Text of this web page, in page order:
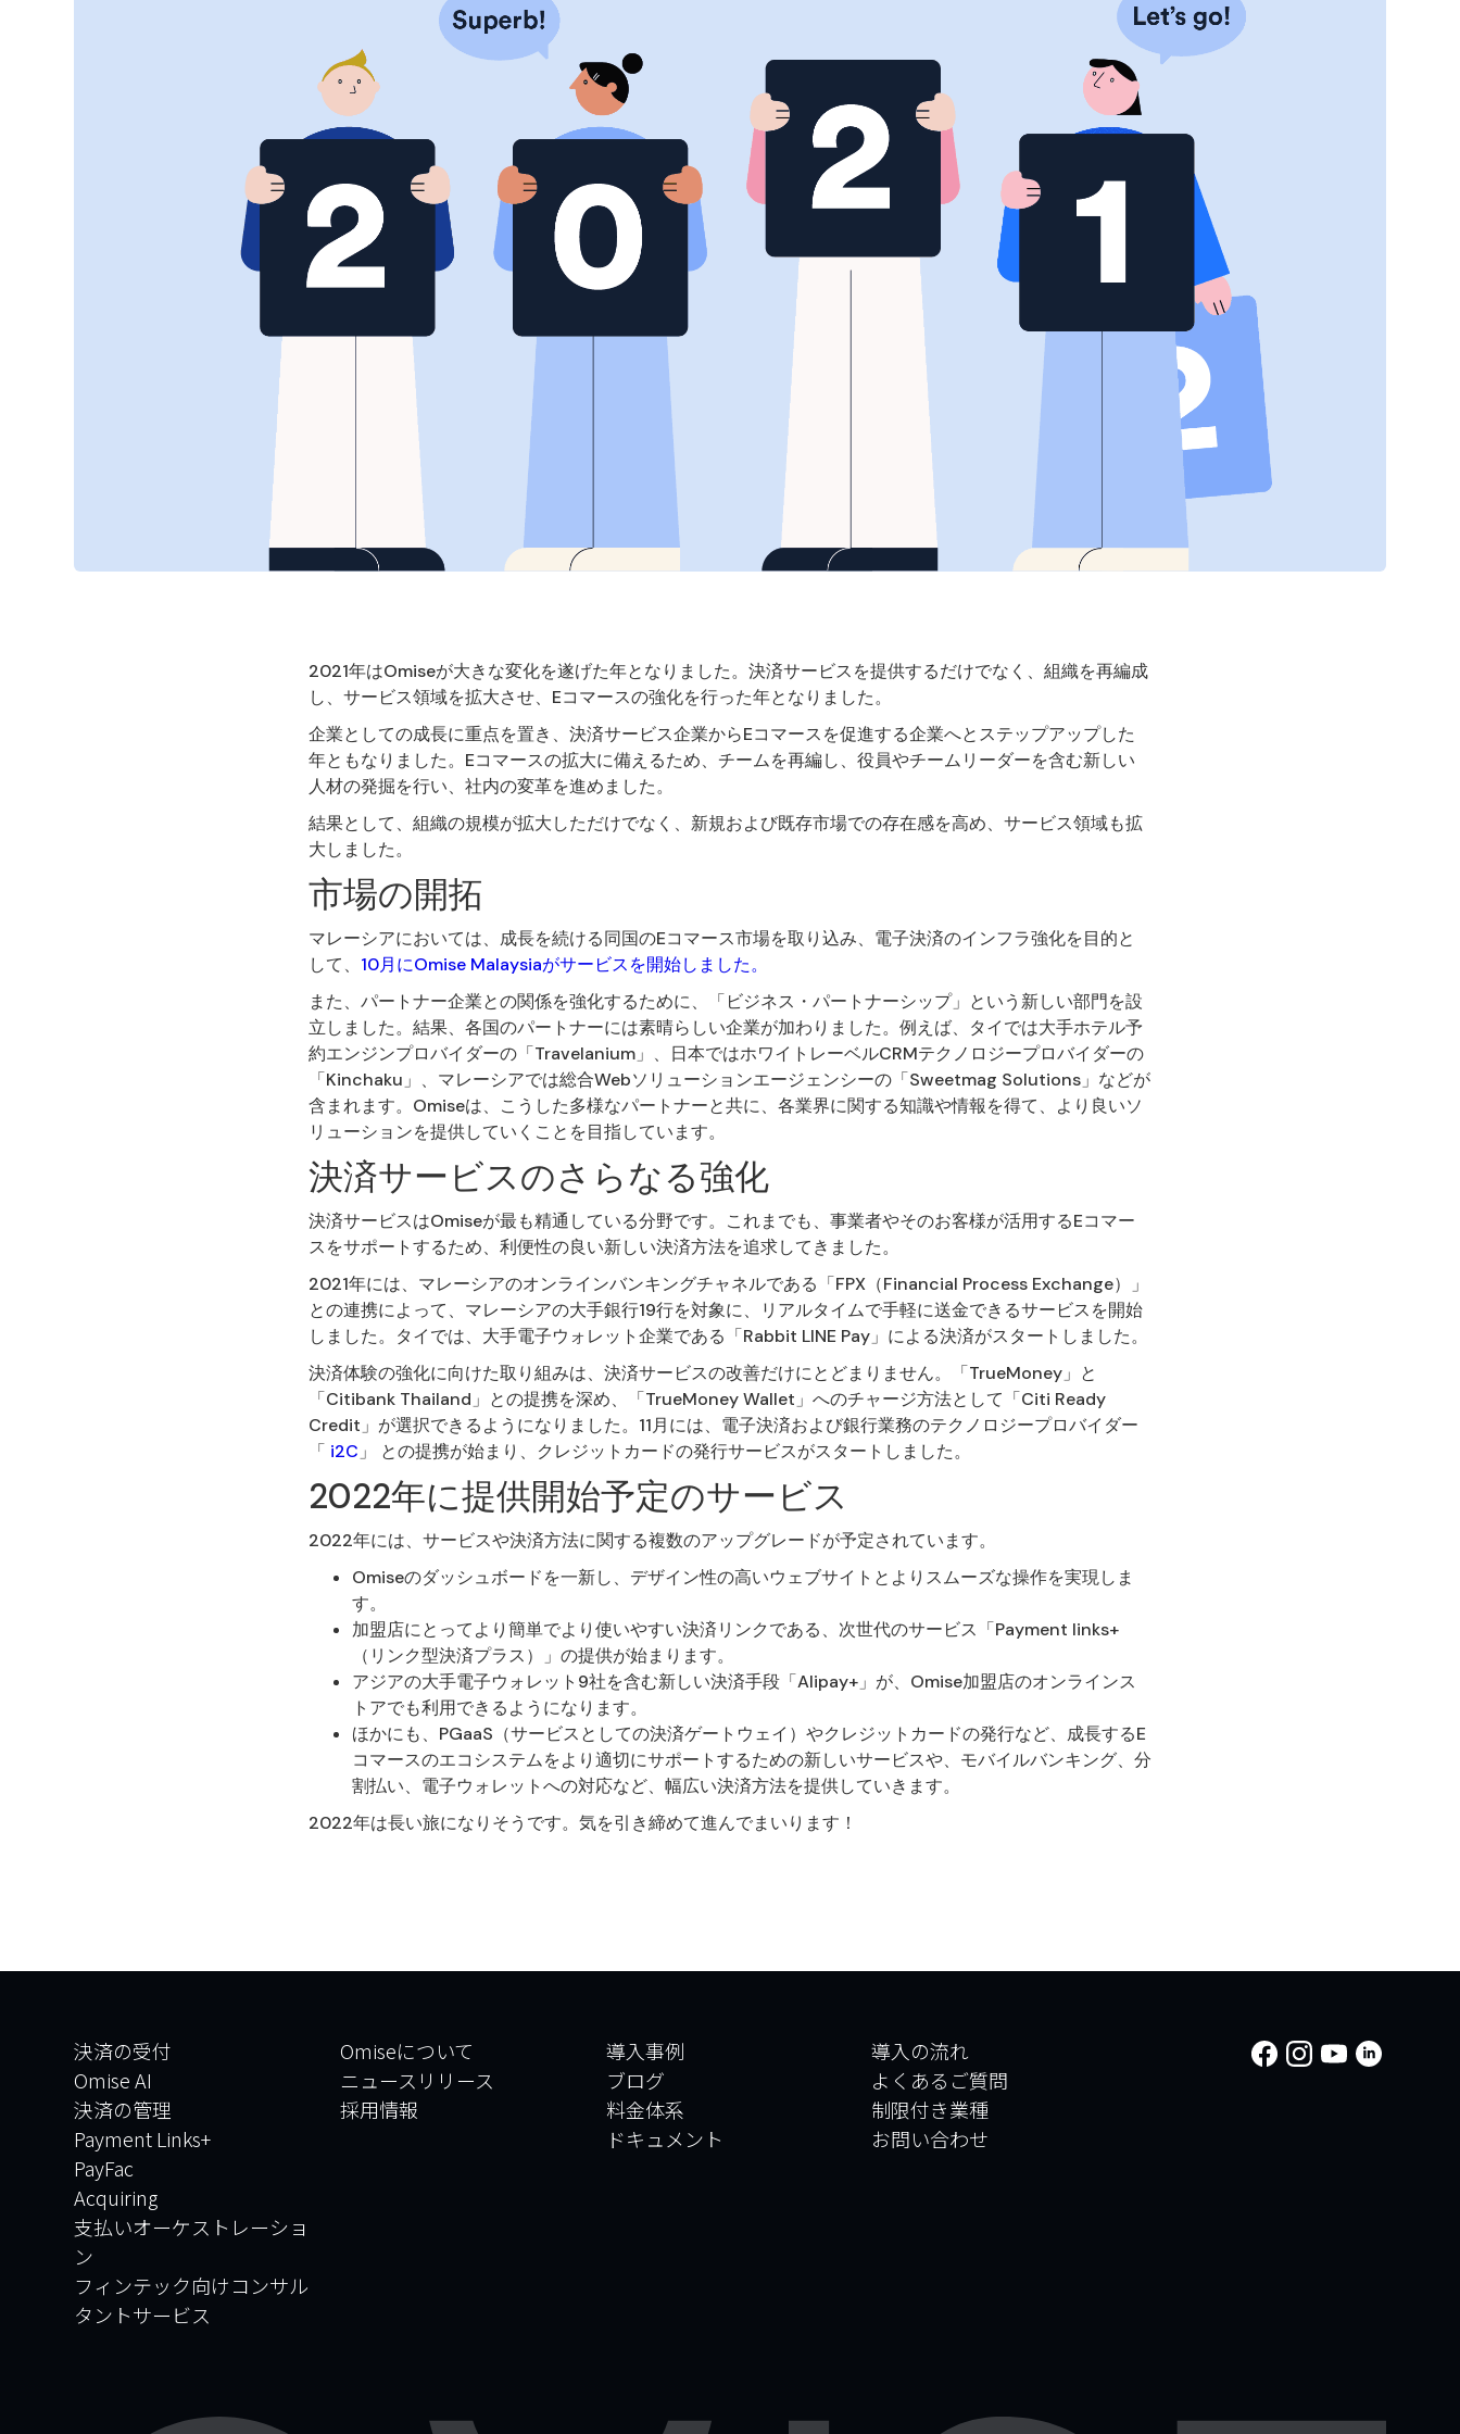
2021年はOmiseが大きな変化を遂げた年となりました。決済サービスを提供するだけでなく、組織を再編成
し、サービス領域を拡大させ、Eコマースの強化を行った年となりました。
企業としての成長に重点を置き、決済サービス企業からEコマースを促進する企業へとステップアップした
年ともなりました。Eコマースの拡大に備えるため、チームを再編し、役員やチームリーダーを含む新しい
人材の発掘を行い、社内の変革を進めました。
結果として、組織の規模が拡大しただけでなく、新規および既存市場での存在感を高め、サービス領域も拡
大しました。
市場の開拓
マレーシアにおいては、成長を続ける同国のEコマース市場を取り込み、電子決済のインフラ強化を目的と
して、 10月にOmise Malaysiaがサービスを開始しました。
また、パートナー企業との関係を強化するために、「ビジネス・パートナーシップ」という新しい部門を設
立しました。結果、各国のパートナーには素晴らしい企業が加わりました。例えば、タイでは大手ホテル予
約エンジンプロバイダーの「Travelanium」、日本ではホワイトレーベルCRMテクノロジープロバイダーの
「Kinchaku」、マレーシアでは総合Webソリューションエージェンシーの「Sweetmag Solutions」などが
含まれます。Omiseは、こうした多様なパートナーと共に、各業界に関する知識や情報を得て、より良いソ
リューションを提供していくことを目指しています。
決済サービスのさらなる強化
決済サービスはOmiseが最も精通している分野です。これまでも、事業者やそのお客様が活用するEコマー
スをサポートするため、利便性の良い新しい決済方法を追求してきました。
2021年には、マレーシアのオンラインバンキングチャネルである「FPX（Financial Process Exchange）」
との連携によって、マレーシアの大手銀行19行を対象に、リアルタイムで手軽に送金できるサービスを開始
しました。タイでは、大手電子ウォレット企業である「Rabbit LINE Pay」による決済がスタートしました。
決済体験の強化に向けた取り組みは、決済サービスの改善だけにとどまりません。「TrueMoney」と
「Citibank Thailand」との提携を深め、「TrueMoney Wallet」へのチャージ方法として「Citi Ready
Credit」が選択できるようになりました。11月には、電子決済および銀行業務のテクノロジープロバイダー
「 i2C 」 との提携が始まり、クレジットカードの発行サービスがスタートしました。
2022年に提供開始予定のサービス
2022年には、サービスや決済方法に関する複数のアップグレードが予定されています。
Omiseのダッシュボードを一新し、デザイン性の高いウェブサイトとよりスムーズな操作を実現しま
す。
加盟店にとってより簡単でより使いやすい決済リンクである、次世代のサービス「Payment links+
（リンク型決済プラス）」の提供が始まります。
アジアの大手電子ウォレット9社を含む新しい決済手段「Alipay+」が、Omise加盟店のオンラインス
トアでも利用できるようになります。
ほかにも、PGaaS（サービスとしての決済ゲートウェイ）やクレジットカードの発行など、成長するE
コマースのエコシステムをより適切にサポートするための新しいサービスや、モバイルバンキング、分
割払い、電子ウォレットへの対応など、幅広い決済方法を提供していきます。
2022年は長い旅になりそうです。気を引き締めて進んでまいります！
決済の受付
Omise AI
決済の管理
Payment Links+
PayFac
Acquiring
支払いオーケストレーショ
ン
フィンテック向けコンサル
タントサービス
Omiseについて
ニュースリリース
採用情報
導入事例
ブログ
料金体系
ドキュメント
導入の流れ
よくあるご質問
制限付き業種
お問い合わせ